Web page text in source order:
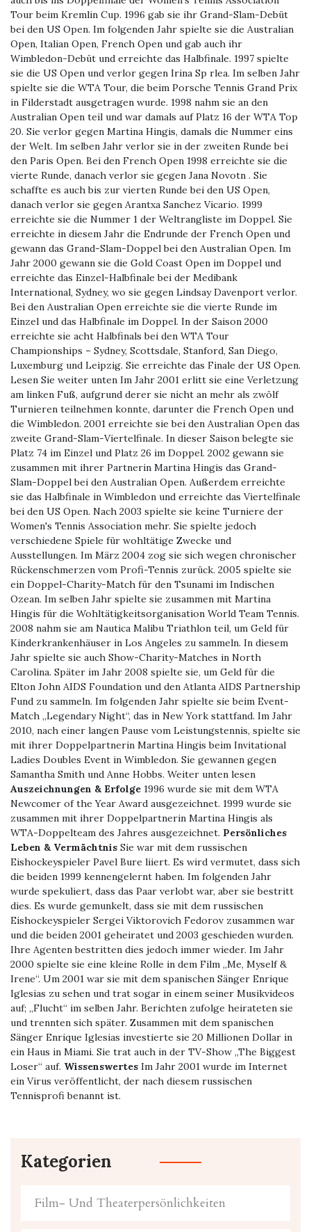
Tour beim Kremlin Cup. 1996 gab sie ihr Grand-Slam-Debüt
bei den US Open. Im folgenden Jahr spielte sie die Australian
Open, Italian Open, French Open und gab auch ihr
Wimbledon-Debüt und erreichte das Halbfinale. 1997 spielte
sie die US Open und verlor gegen Irina Sp rlea. Im selben Jahr
spielte sie die WTA Tour, die beim Porsche Tennis Grand Prix
in Filderstadt ausgetragen wurde. 1998 nahm sie an den
Australian Open teil und war damals auf Platz 16 der WTA Top
20. Sie verlor gegen Martina Hingis, damals die Nummer eins
der Welt. Im selben Jahr verlor sie in der zweiten Runde bei
den Paris Open. Bei den French Open 1998 erreichte sie die
vierte Runde, danach verlor sie gegen Jana Novotn . Sie
schaffte es auch bis zur vierten Runde bei den US Open,
danach verlor sie gegen Arantxa Sanchez Vicario. 1999
erreichte sie die Nummer 1 der Weltrangliste im Doppel. Sie
erreichte in diesem Jahr die Endrunde der French Open und
gewann das Grand-Slam-Doppel bei den Australian Open. Im
Jahr 2000 gewann sie die Gold Coast Open im Doppel und
erreichte das Einzel-Halbfinale bei der Medibank
International, Sydney, wo sie gegen Lindsay Davenport verlor.
Bei den Australian Open erreichte sie die vierte Runde im
Einzel und das Halbfinale im Doppel. In der Saison 2000
erreichte sie acht Halbfinals bei den WTA Tour
Championships – Sydney, Scottsdale, Stanford, San Diego,
Luxemburg und Leipzig. Sie erreichte das Finale der US Open.
Lesen Sie weiter unten Im Jahr 2001 erlitt sie eine Verletzung
am linken Fuß, aufgrund derer sie nicht an mehr als zwölf
Turnieren teilnehmen konnte, darunter die French Open und
die Wimbledon. 2001 erreichte sie bei den Australian Open das
zweite Grand-Slam-Viertelfinale. In dieser Saison belegte sie
Platz 74 im Einzel und Platz 26 im Doppel. 2002 gewann sie
zusammen mit ihrer Partnerin Martina Hingis das Grand-
Slam-Doppel bei den Australian Open. Außerdem erreichte
sie das Halbfinale in Wimbledon und erreichte das Viertelfinale
bei den US Open. Nach 2003 spielte sie keine Turniere der
Women's Tennis Association mehr. Sie spielte jedoch
verschiedene Spiele für wohltätige Zwecke und
Ausstellungen. Im März 2004 zog sie sich wegen chronischer
Rückenschmerzen vom Profi-Tennis zurück. 2005 spielte sie
ein Doppel-Charity-Match für den Tsunami im Indischen
Ozean. Im selben Jahr spielte sie zusammen mit Martina
Hingis für die Wohltätigkeitsorganisation World Team Tennis.
2008 nahm sie am Nautica Malibu Triathlon teil, um Geld für
Kinderkrankenhäuser in Los Angeles zu sammeln. In diesem
Jahr spielte sie auch Show-Charity-Matches in North
Carolina. Später im Jahr 2008 spielte sie, um Geld für die
Elton John AIDS Foundation und den Atlanta AIDS Partnership
Fund zu sammeln. Im folgenden Jahr spielte sie beim Event-
Match „Legendary Night“, das in New York stattfand. Im Jahr
2010, nach einer langen Pause vom Leistungstennis, spielte sie
mit ihrer Doppelpartnerin Martina Hingis beim Invitational
Ladies Doubles Event in Wimbledon. Sie gewannen gegen
Samantha Smith und Anne Hobbs. Weiter unten lesen
Auszeichnungen & Erfolge 1996 wurde sie mit dem WTA
Newcomer of the Year Award ausgezeichnet. 1999 wurde sie
zusammen mit ihrer Doppelpartnerin Martina Hingis als
WTA-Doppelteam des Jahres ausgezeichnet. Persönliches
Leben & Vermächtnis Sie war mit dem russischen
Eishockeyspieler Pavel Bure liiert. Es wird vermutet, dass sich
die beiden 1999 kennengelernt haben. Im folgenden Jahr
wurde spekuliert, dass das Paar verlobt war, aber sie bestritt
dies. Es wurde gemunkelt, dass sie mit dem russischen
Eishockeyspieler Sergei Viktorovich Fedorov zusammen war
und die beiden 2001 geheiratet und 2003 geschieden wurden.
Ihre Agenten bestritten dies jedoch immer wieder. Im Jahr
2000 spielte sie eine kleine Rolle in dem Film „Me, Myself &
Irene“. Um 2001 war sie mit dem spanischen Sänger Enrique
Iglesias zu sehen und trat sogar in einem seiner Musikvideos
auf; „Flucht“ im selben Jahr. Berichten zufolge heirateten sie
und trennten sich später. Zusammen mit dem spanischen
Sänger Enrique Iglesias investierte sie 20 Millionen Dollar in
ein Haus in Miami. Sie trat auch in der TV-Show „The Biggest
Loser“ auf. Wissenswertes Im Jahr 2001 wurde im Internet
ein Virus veröffentlicht, der nach diesem russischen
Tennisprofi benannt ist.
Kategorien
Film- Und Theaterpersönlichkeiten